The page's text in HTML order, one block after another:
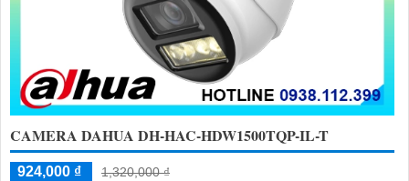
CAMERA DAHUA DH-HAC-HDW1500TQP-IL-T
924,000 ₫
1,320,000 ₫